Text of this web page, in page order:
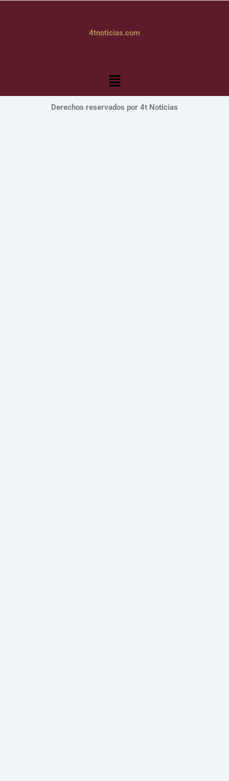
4tnoticias.com
Menú
Derechos reservados por 4t Noticias